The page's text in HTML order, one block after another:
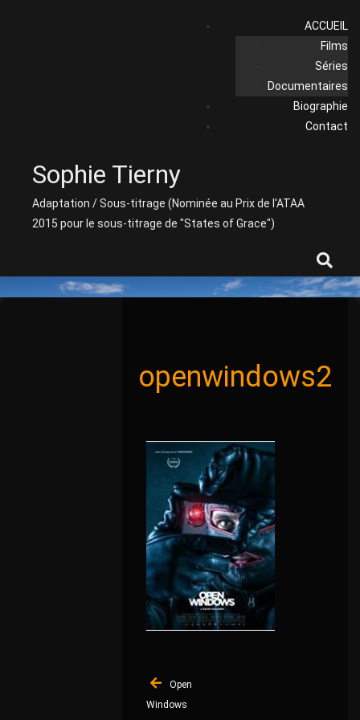
ACCUEIL
Films
Séries
Documentaires
Biographie
Contact
Sophie Tierny
Adaptation / Sous-titrage (Nominée au Prix de l'ATAA
2015 pour le sous-titrage de "States of Grace")
openwindows2
deOpen
Windows